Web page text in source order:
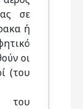
σε
ή
οι
(του
του